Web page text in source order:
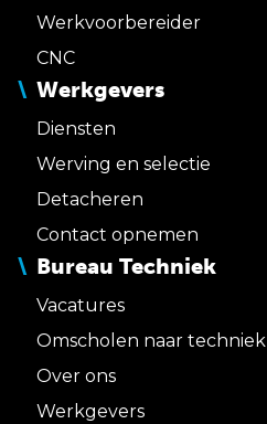
Werkvoorbereider
CNC
Werkgevers
Diensten
Werving en selectie
Detacheren
Contact opnemen
Bureau Techniek
Vacatures
Omscholen naar techniek
Over ons
Werkgevers